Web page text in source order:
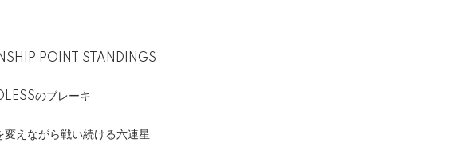
POINT STANDINGS
のブレーキ
えながら戦い続ける六連星